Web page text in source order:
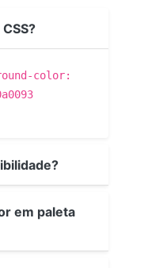
color:
em paleta